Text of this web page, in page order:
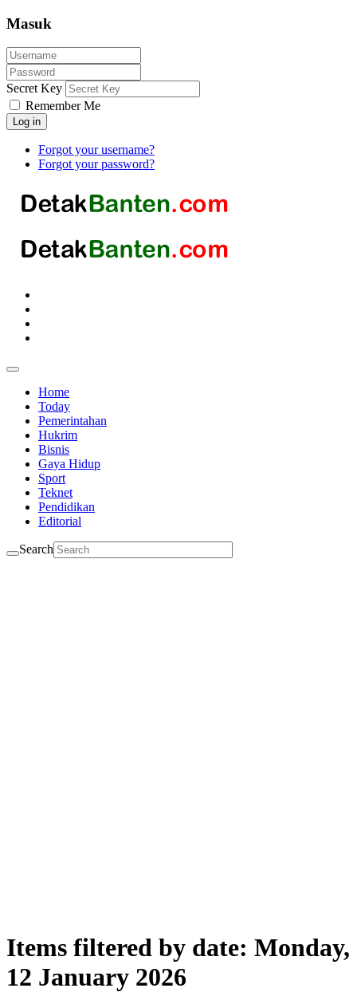
Masuk
Secret Key
Remember Me
Log in
Forgot your username?
Forgot your password?
Home
Today
Pemerintahan
Hukrim
Bisnis
Gaya Hidup
Sport
Teknet
Pendidikan
Editorial
Search
Items filtered by date: Monday,
12 January 2026